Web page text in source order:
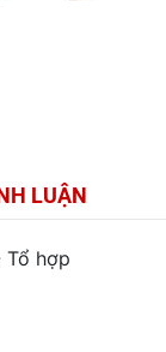
LUẬN
Tổ hợp